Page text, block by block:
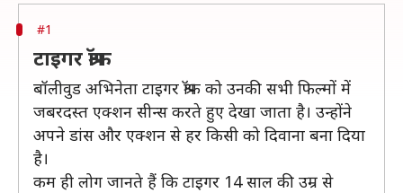
#1
टाइगर श्रॉफ
बॉलीवुड अभिनेता टाइगर श्रॉफ को उनकी सभी फिल्मों में
जबरदस्त एक्शन सीन्स करते हुए देखा जाता है। उन्होंने
अपने डांस और एक्शन से हर किसी को दिवाना बना दिया
है।
कम ही लोग जानते हैं कि टाइगर 14 साल की उम्र से